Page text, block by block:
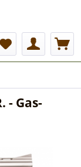
- Gas-